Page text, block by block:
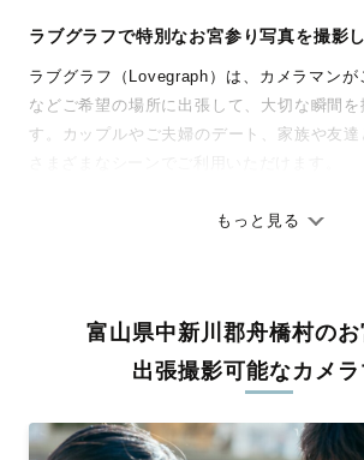
ラブグラフで特別なお宮参り写真を撮影
ラブグラフ（Lovegraph）は、カメラマンが
などご希望の場所に出張して、大切な瞬間
す。カップルやご夫婦のデート、家族や友達
ありのままの空気感を大切に、何十年経って
料金は全国どこでも一律。わかりやすく安心
リジナルの研修と厳正な審査に合格し、撮影
ィを身につけたプロのカメラマンが全国47都
験をお届けします。
もっと見る
富山県中新川郡舟橋村の
出張撮影可能なカメ